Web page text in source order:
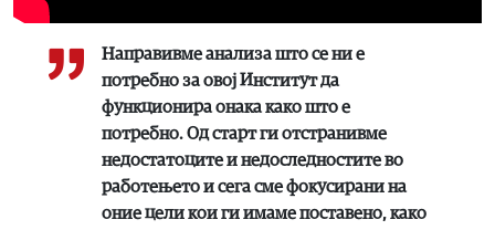
Направивме анализа што се ни е
потребно за овој Институт да
функционира онака како што е
потребно. Од старт ги отстранивме
недостатоците и недоследностите во
работењето и сега сме фокусирани на
оние цели кои ги имаме поставено, како